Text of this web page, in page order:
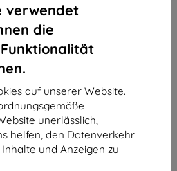
verwendet
die
auf unserer Website.
unerlässlich,
helfen, den Datenverkehr
und Anzeigen zu
3mk TechWrap Matte
Mittelanzeige Schutzfolie für Kia
Picanto III GT-Line 2023-
34,90 €
31,42 €